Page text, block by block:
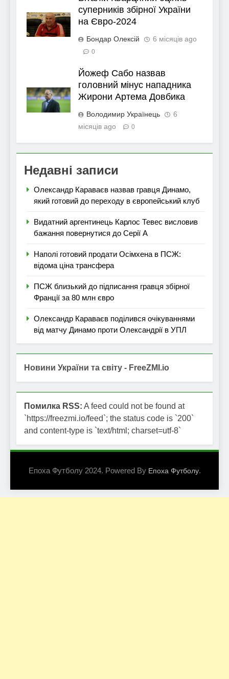
суперників збірної України
на Євро-2024
Бондар Олексій 6 місяців ago
0
Йожеф Сабо назвав
головний мінус нападника
Жирони Артема Довбика
Володимир Українець
6
місяців ago
0
Недавні записи
Олександр Караваєв назвав гравця Динамо,
який готовий до переходу в європейський клуб
Видатний аргентинець Карлос Тевес висловив
бажання повернутися до Серії А
Наполі готовий продати Осімхена в ПСЖ:
відома ціна трансфера
ПСЖ близький до підписання гравця збірної
Франції за 80 млн євро
Олександр Караваєв поділився очікуваннями
від матчу Динамо проти Олександрії в УПЛ
Новини України та світу - FreeZMI.io
Помилка RSS: A feed could not be found at
`https://freezmi.io/feed`; the status code is `200`
and content-type is `text/html; charset=utf-8`
Епоха Футболу 2024. Powered By Епоха Футболу.